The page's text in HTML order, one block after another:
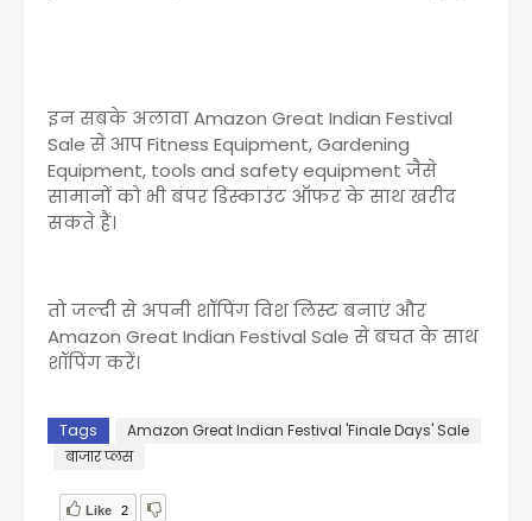
इन सबके अलावा Amazon Great Indian Festival
Sale से आप Fitness Equipment, Gardening
Equipment, tools and safety equipment जैसे
सामानों को भी बंपर डिस्काउंट ऑफर के साथ खरीद
सकते हैं।
तो जल्दी से अपनी शॉपिंग विश लिस्ट बनाएं और
Amazon Great Indian Festival Sale से बचत के साथ
शॉपिंग करें।
Tags
Amazon Great Indian Festival 'Finale Days' Sale
बाजार प्लस
Like 2